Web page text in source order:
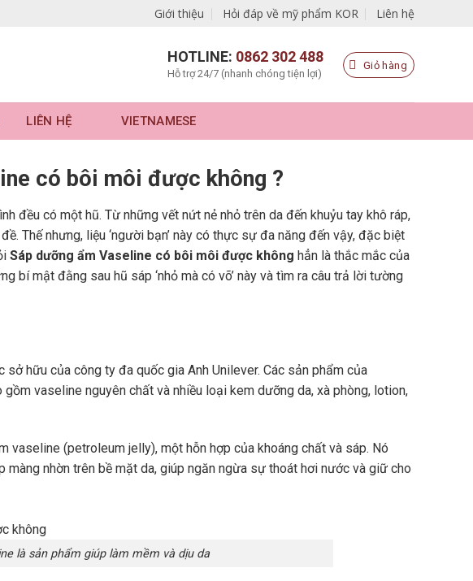
Giới thiệu Hỏi đáp về mỹ phẩm KOR Liên hệ
HOTLINE: 0862 302 488
Hỗ trợ 24/7 (nhanh chóng tiện lợi)
Giỏ hàng
LIÊN HỆ VIETNAMESE
có bôi môi được không ?
đều có một hũ. Từ những vết nứt nẻ nhỏ trên da đến khuỷu tay khô ráp,
Thế nhưng, liệu ‘người bạn’ này có thực sự đa năng đến vậy, đặc biệt
Sáp dưỡng ẩm Vaseline có bôi môi được không hẳn là thắc mắc của
bí mật đằng sau hũ sáp ‘nhỏ mà có võ’ này và tìm ra câu trả lời tường
hữu của công ty đa quốc gia Anh Unilever. Các sản phẩm của
vaseline nguyên chất và nhiều loại kem dưỡng da, xà phòng, lotion,
(petroleum jelly), một hỗn hợp của khoáng chất và sáp. Nó
nhờn trên bề mặt da, giúp ngăn ngừa sự thoát hơi nước và giữ cho
là sản phẩm giúp làm mềm và dịu da